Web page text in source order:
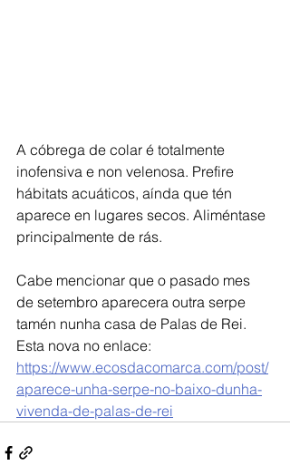
A cóbrega de colar é totalmente
inofensiva e non velenosa. Prefire
hábitats acuáticos, aínda que tén
aparece en lugares secos. Aliméntase
principalmente de rás.
Cabe mencionar que o pasado mes
de setembro aparecera outra serpe
tamén nunha casa de Palas de Rei.
Esta nova no enlace:
https://www.ecosdacomarca.com/post/
aparece-unha-serpe-no-baixo-dunha-
vivenda-de-palas-de-rei